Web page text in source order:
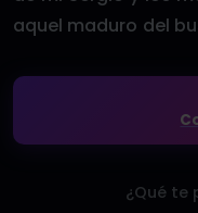
aquel maduro del
¿Qué te